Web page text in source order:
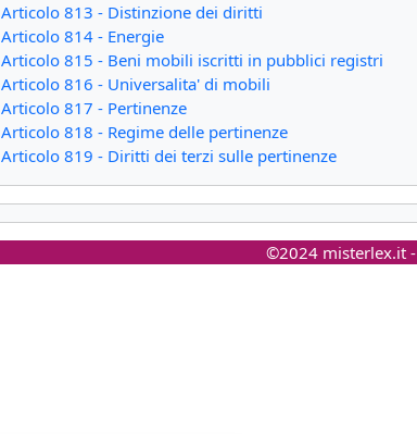
Articolo 813 - Distinzione dei diritti
Articolo 814 - Energie
Articolo 815 - Beni mobili iscritti in pubblici registri
Articolo 816 - Universalita' di mobili
Articolo 817 - Pertinenze
Articolo 818 - Regime delle pertinenze
Articolo 819 - Diritti dei terzi sulle pertinenze
©2024 misterlex.it -